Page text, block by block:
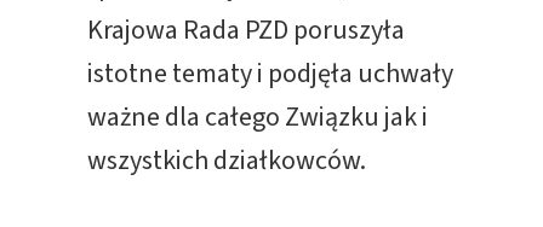
Krajowa Rada PZD poruszyła
istotne tematy i podjęła uchwały
ważne dla całego Związku jak i
wszystkich działkowców.